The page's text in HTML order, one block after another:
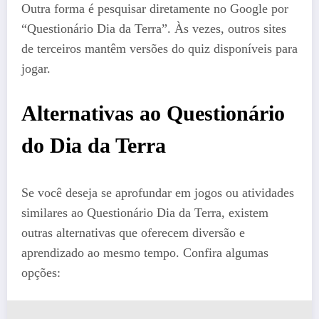
Outra forma é pesquisar diretamente no Google por
“Questionário Dia da Terra”. Às vezes, outros sites
de terceiros mantêm versões do quiz disponíveis para
jogar.
Alternativas ao Questionário
do Dia da Terra
Se você deseja se aprofundar em jogos ou atividades
similares ao Questionário Dia da Terra, existem
outras alternativas que oferecem diversão e
aprendizado ao mesmo tempo. Confira algumas
opções: